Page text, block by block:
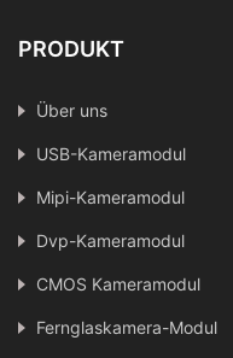
PRODUKT
Über uns
USB-Kameramodul
Mipi-Kameramodul
Dvp-Kameramodul
CMOS Kameramodul
Fernglaskamera-Modul